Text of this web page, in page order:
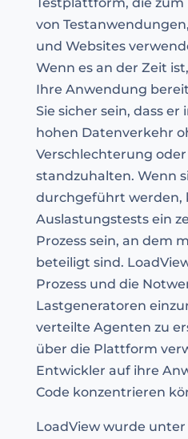
von
und Websites
Wenn es an der Zeit
Ihre Anwendung
Sie sicher sein, dass er
hohen Datenverkehr
Verschlechterung oder
standzuhalten. Wenn
durchgeführt werden,
Auslastungstests ein
Prozess sein, an dem
beteiligt sind.
Prozess und die
Lastgeneratoren
verteilte Agenten zu
über die Plattform
Entwickler auf ihre
Code konzentrieren
LoadView wurde